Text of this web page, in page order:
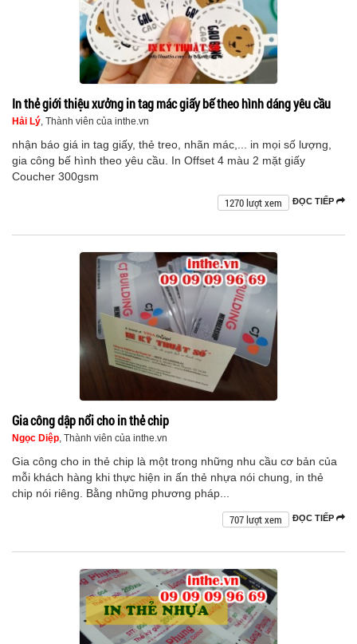
In thẻ giới thiệu xưởng in tag mác giấy bế theo hình dáng yêu cầu
Hải Lý, Thành viên của inthe.vn
nhận báo giá in tag giấy, thẻ treo, nhãn mác,... in mọi số lượng,
gia công bế hình theo yêu cầu. In Offset 4 màu 2 mặt giấy
Coucher 300gsm
ĐỌC TIẾP
1270 lượt xem
Gia công dập nổi cho in thẻ chip
Ngọc Diệp, Thành viên của inthe.vn
Gia công cho in thẻ chip là một trong những nhu cầu cơ bản của
mỗi khách hàng khi thực hiện in ấn thẻ nhựa nói chung, in thẻ
chip nói riêng. Bằng những phương pháp...
ĐỌC TIẾP
707 lượt xem